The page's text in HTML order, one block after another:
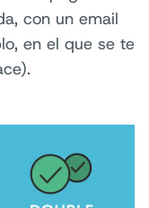
con un email
en el que se te